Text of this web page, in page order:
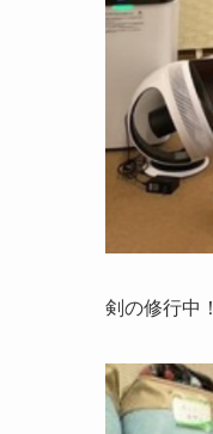
剣の修行中！